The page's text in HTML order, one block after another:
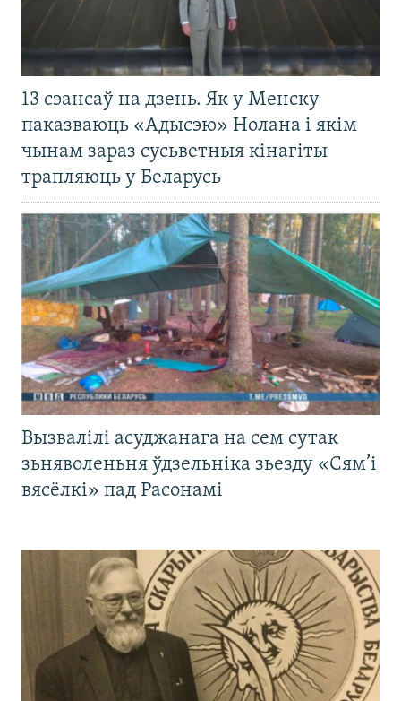
13 сэансаў на дзень. Як у Менску
паказваюць «Адысэю» Нолана і якім
чынам зараз сусьветныя кінагіты
трапляюць у Беларусь
Вызвалілі асуджанага на сем сутак
зьняволеньня ўдзельніка зьезду «Сям’і
вясёлкі» пад Расонамі